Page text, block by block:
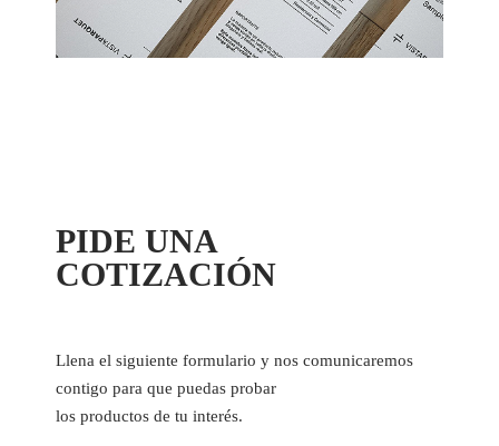
PIDE UNA
COTIZACIÓN
Llena el siguiente formulario y nos comunicaremos
contigo para que puedas probar
los productos de tu interés.